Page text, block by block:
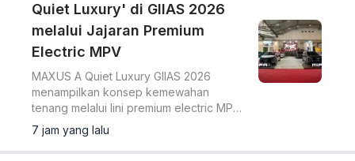
Quiet Luxury' di GIIAS 2026
melalui Jajaran Premium
Electric MPV
MAXUS A Quiet Luxury GIIAS 2026
menampilkan konsep kemewahan
tenang melalui lini premium electric MPV
MIFA 7 dan MIFA 9 di ICE BSD City.
7 jam yang lalu